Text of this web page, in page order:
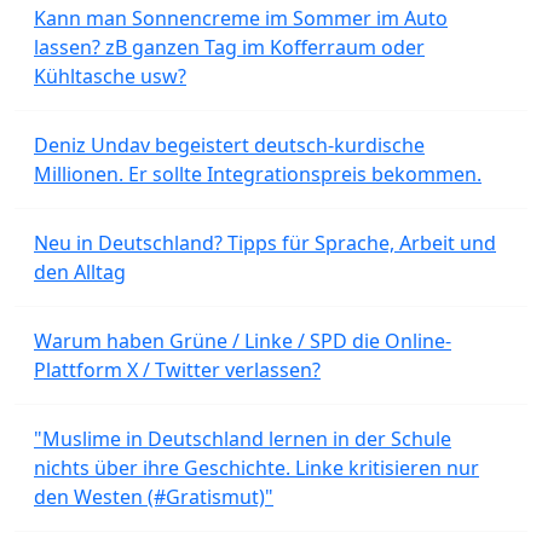
Kann man Sonnencreme im Sommer im Auto
lassen? zB ganzen Tag im Kofferraum oder
Kühltasche usw?
Deniz Undav begeistert deutsch-kurdische
Millionen. Er sollte Integrationspreis bekommen.
Neu in Deutschland? Tipps für Sprache, Arbeit und
den Alltag
Warum haben Grüne / Linke / SPD die Online-
Plattform X / Twitter verlassen?
"Muslime in Deutschland lernen in der Schule
nichts über ihre Geschichte. Linke kritisieren nur
den Westen (#Gratismut)"